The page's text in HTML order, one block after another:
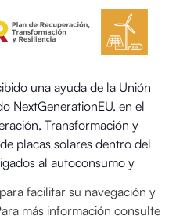
una ayuda de la Unión
NextGenerationEU, en el
Transformación y
placas solares dentro del
al autoconsumo y
térmicos renovables en
facilitar su navegación y
más información consulte